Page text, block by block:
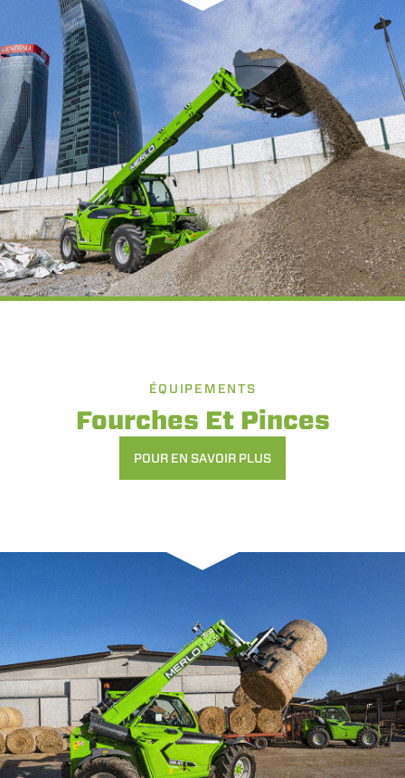
ÉQUIPEMENTS
Fourches Et Pinces
POUR EN SAVOIR PLUS